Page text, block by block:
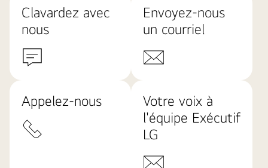
Clavardez avec
nous
Envoyez-nous
un courriel
Appelez-nous
Votre voix à
l'équipe Exécutif
LG